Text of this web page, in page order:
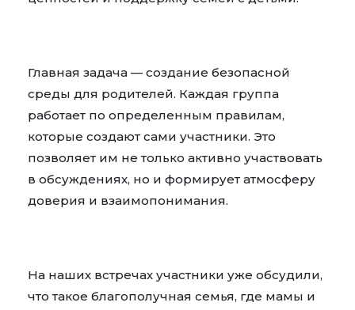
Главная задача — создание безопасной
среды для родителей. Каждая группа
работает по определенным правилам,
которые создают сами участники. Это
позволяет им не только активно участвовать
в обсуждениях, но и формирует атмосферу
доверия и взаимопонимания.
На наших встречах участники уже обсудили,
что такое благополучная семья, где мамы и